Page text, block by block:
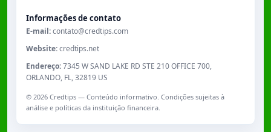
Informações de contato
E-mail:contato@credtips.com
Website:credtips.net
Endereço:7345 W SAND LAKE RD STE 210 OFFICE 700,
ORLANDO, FL, 32819 US
© 2026 Credtips — Conteúdo informativo. Condições sujeitas à
análise e políticas da instituição financeira.